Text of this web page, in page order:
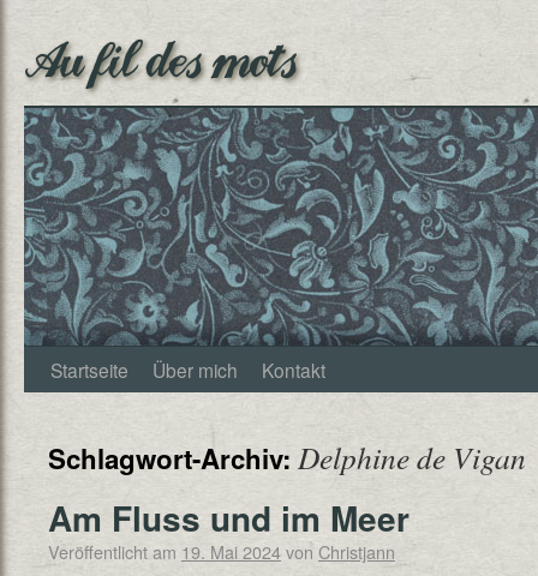
Au fil des mots
Startseite Über mich Kontakt
Schlagwort-Archiv: Delphine de Vigan
Am Fluss und im Meer
Veröffentlicht am 19. Mai 2024von Christjann